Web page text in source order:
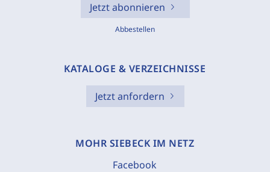
Jetzt abonnieren
Abbestellen
KATALOGE & VERZEICHNISSE
Jetzt anfordern
MOHR SIEBECK IM NETZ
Facebook